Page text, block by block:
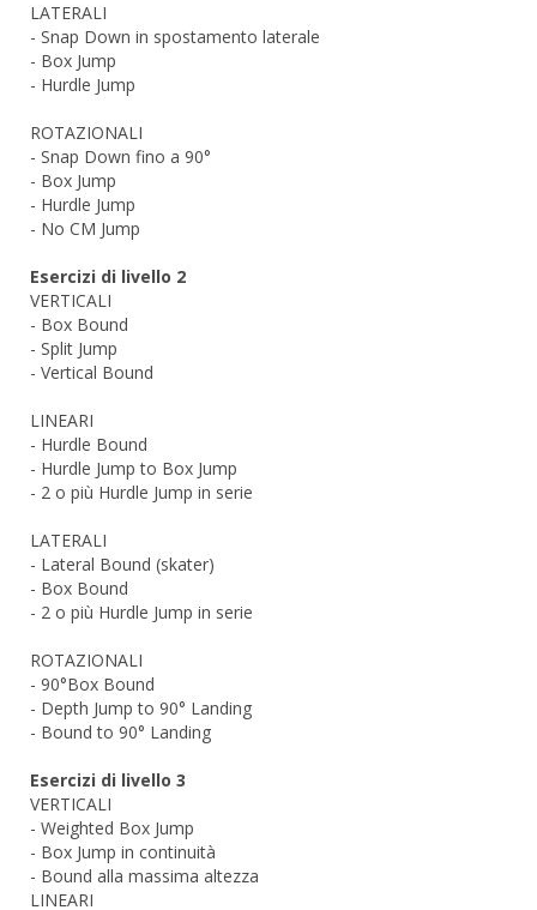
LATERALI
- Snap Down in spostamento laterale
- Box Jump
- Hurdle Jump
ROTAZIONALI
- Snap Down fino a 90°
- Box Jump
- Hurdle Jump
- No CM Jump
Esercizi di livello 2
VERTICALI
- Box Bound
- Split Jump
- Vertical Bound
LINEARI
- Hurdle Bound
- Hurdle Jump to Box Jump
- 2 o più Hurdle Jump in serie
LATERALI
- Lateral Bound (skater)
- Box Bound
- 2 o più Hurdle Jump in serie
ROTAZIONALI
- 90°Box Bound
- Depth Jump to 90° Landing
- Bound to 90° Landing
Esercizi di livello 3
VERTICALI
- Weighted Box Jump
- Box Jump in continuità
- Bound alla massima altezza
LINEARI